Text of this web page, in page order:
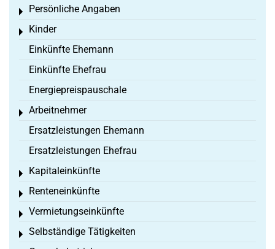
Persönliche Angaben
Toggle menu
Kinder
Toggle menu
Einkünfte Ehemann
Einkünfte Ehefrau
Energiepreispauschale
Arbeitnehmer
Toggle menu
Ersatzleistungen Ehemann
Ersatzleistungen Ehefrau
Kapitaleinkünfte
Toggle menu
Renteneinkünfte
Toggle menu
Vermietungseinkünfte
Toggle menu
Selbständige Tätigkeiten
Toggle menu